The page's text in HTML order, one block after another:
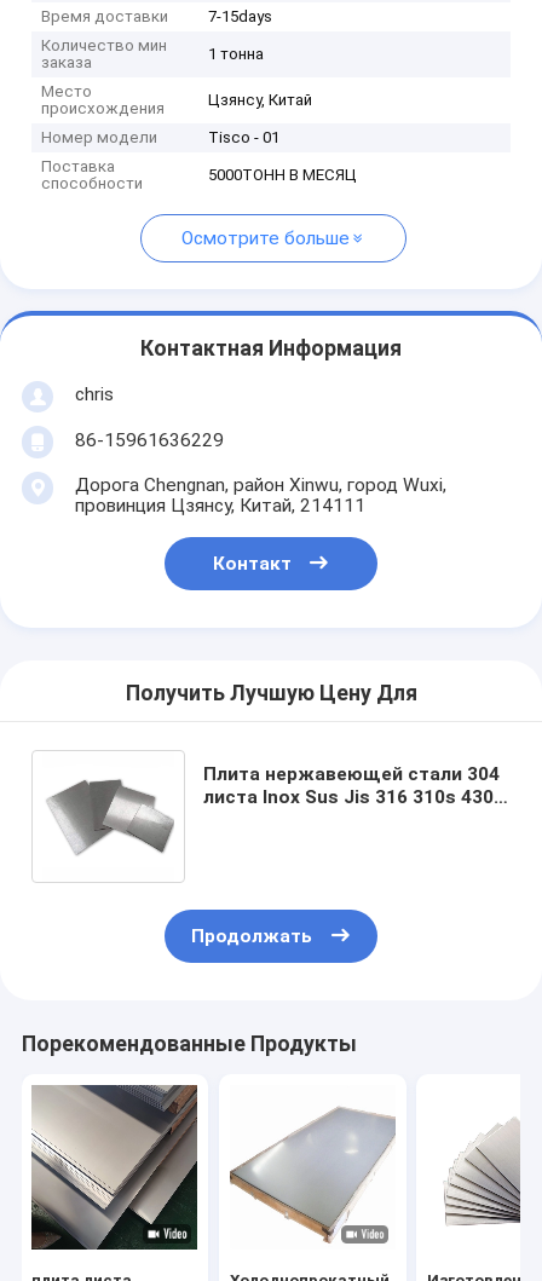
Время доставки
7-15days
Количество мин
заказа
1 тонна
Место
происхождения
Цзянсу, Китай
Номер модели
Tisco - 01
Поставка
способности
5000ТОНН В МЕСЯЦ
Осмотрите больше
Контактная Информация
chris
86-15961636229
Дорога Chengnan, район Xinwu, город Wuxi,
провинция Цзянсу, Китай, 214111
Контакт
Получить Лучшую Цену Для
Плита нержавеющей стали 304
листа Inox Sus Jis 316 310s 430
Продолжать
Порекомендованные Продукты